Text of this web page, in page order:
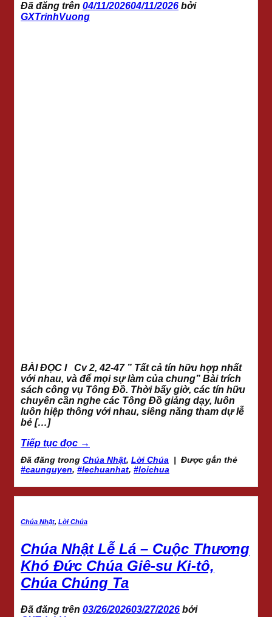
Đã đăng trên 04/11/202604/11/2026 bởi
GXTrinhVuong
BÀI ĐỌC I Cv 2, 42-47 ” Tất cả tín hữu hợp nhất
với nhau, và để mọi sự làm của chung” Bài trích
sách công vụ Tông Đồ. Thời bấy giờ, các tín hữu
chuyên cần nghe các Tông Đồ giảng dạy, luôn
luôn hiệp thông với nhau, siêng năng tham dự lễ
bẻ […]
Tiếp tục đọc →
Đã đăng trong Chúa Nhật, Lời Chúa | Được gắn thẻ
#caunguyen, #lechuanhat, #loichua
Chúa Nhật, Lời Chúa
Chúa Nhật Lễ Lá – Cuộc Thương
Khó Đức Chúa Giê-su Ki-tô,
Chúa Chúng Ta
Đã đăng trên 03/26/202603/27/2026 bởi